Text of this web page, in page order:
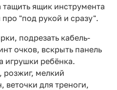
ящик инструмента
про "под рукой и сразу".
подрезать кабель-
очков, вскрыть панель
игрушки ребёнка.
мелкий
веточки для треноги,